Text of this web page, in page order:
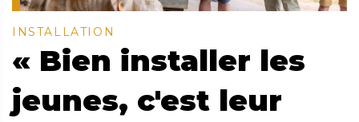
INSTALLATION
« Bien installer les
jeunes, c'est leur